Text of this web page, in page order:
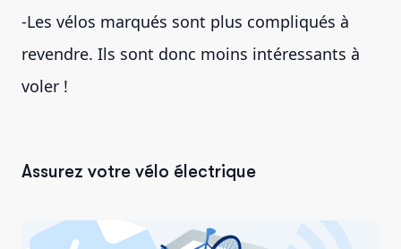
-Les vélos marqués sont plus compliqués à
revendre. Ils sont donc moins intéressants à
voler !
Assurez votre vélo électrique